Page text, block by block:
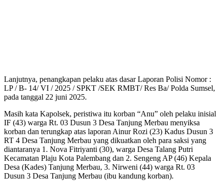
Lanjutnya, penangkapan pelaku atas dasar Laporan Polisi Nomor :
LP / B- 14/ VI / 2025 / SPKT /SEK RMBT/ Res Ba/ Polda Sumsel,
pada tanggal 22 juni 2025.
Masih kata Kapolsek, peristiwa itu korban “Anu” oleh pelaku inisial
IF (43) warga Rt. 03 Dusun 3 Desa Tanjung Merbau menyiksa
korban dan terungkap atas laporan Ainur Rozi (23) Kadus Dusun 3
RT 4 Desa Tanjung Merbau yang dikuatkan oleh para saksi yang
diantaranya 1. Nova Fitriyanti (30), warga Desa Talang Putri
Kecamatan Plaju Kota Palembang dan 2. Sengeng AP (46) Kepala
Desa (Kades) Tanjung Merbau, 3. Nirweni (44) warga Rt. 03
Dusun 3 Desa Tanjung Merbau (ibu kandung korban).